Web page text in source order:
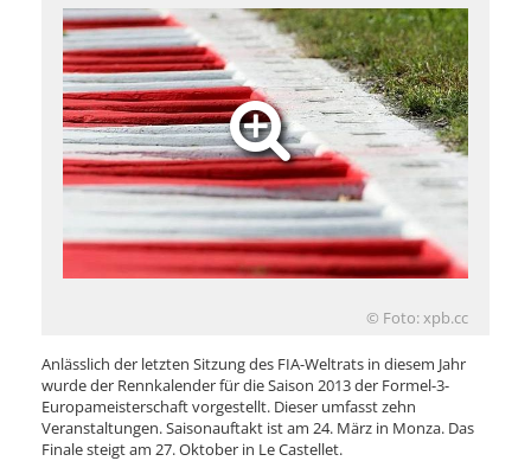
© Foto: xpb.cc
Anlässlich der letzten Sitzung des FIA-Weltrats in diesem Jahr
wurde der Rennkalender für die Saison 2013 der Formel-3-
Europameisterschaft vorgestellt. Dieser umfasst zehn
Veranstaltungen. Saisonauftakt ist am 24. März in Monza. Das
Finale steigt am 27. Oktober in Le Castellet.